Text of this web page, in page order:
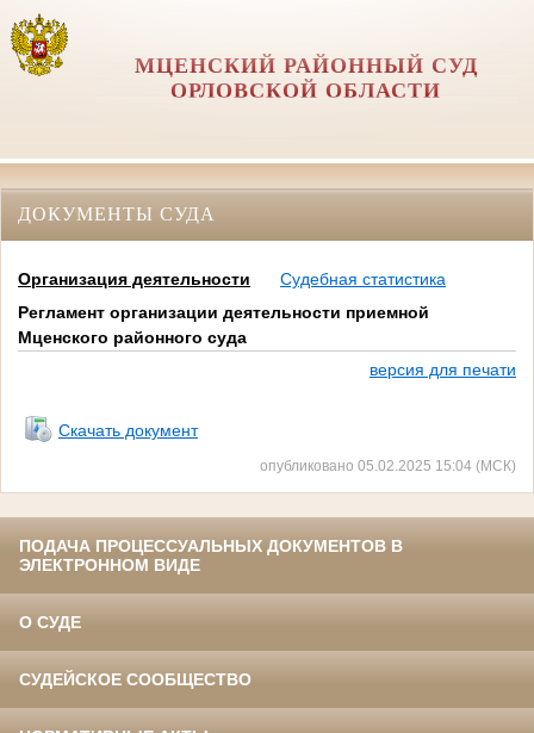
МЦЕНСКИЙ РАЙОННЫЙ СУД
ОРЛОВCКОЙ ОБЛАСТИ
ДОКУМЕНТЫ СУДА
Организация деятельности
Судебная статистика
Регламент организации деятельности приемной
Мценского районного суда
версия для печати
Скачать документ
опубликовано 05.02.2025 15:04 (МСК)
ПОДАЧА ПРОЦЕССУАЛЬНЫХ ДОКУМЕНТОВ В
ЭЛЕКТРОННОМ ВИДЕ
О СУДЕ
СУДЕЙСКОЕ СООБЩЕСТВО